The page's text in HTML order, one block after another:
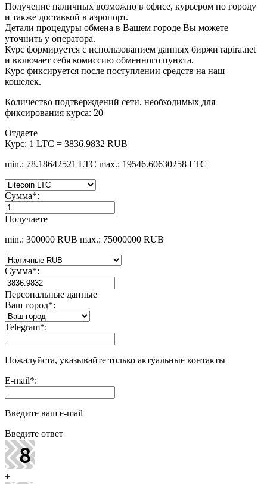
Получение наличных возможно в офисе, курьером по городу
и также доставкой в аэропорт.
Детали процедуры обмена в Вашем городе Вы можете
уточнить у оператора.
Курс формируется с использованием данных биржи rapira.net
и включает себя комиссию обменного пункта.
Курс фиксируется после поступлении средств на наш
кошелек.
Количество подтверждений сети, необходимых для
фиксирования курса: 20
Отдаете
Курс: 1 LTC = 3836.9832 RUB
min.: 78.18642521 LTC max.: 19546.60630258 LTC
Сумма*:
Получаете
min.: 300000 RUB max.: 75000000 RUB
Сумма*:
Персональные данные
Ваш город*:
Telegram*:
Пожалуйста, указывайте только актуальные контакты
E-mail*:
Введите ваш e-mail
Введите ответ
+